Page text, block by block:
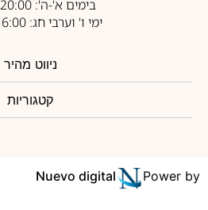
בימים א'-ה': 10:00-20:00
ימי ו' וערבי חג: 10:00-16:00
ניווט מהיר
קטגוריות
Power by
Nuevo digital